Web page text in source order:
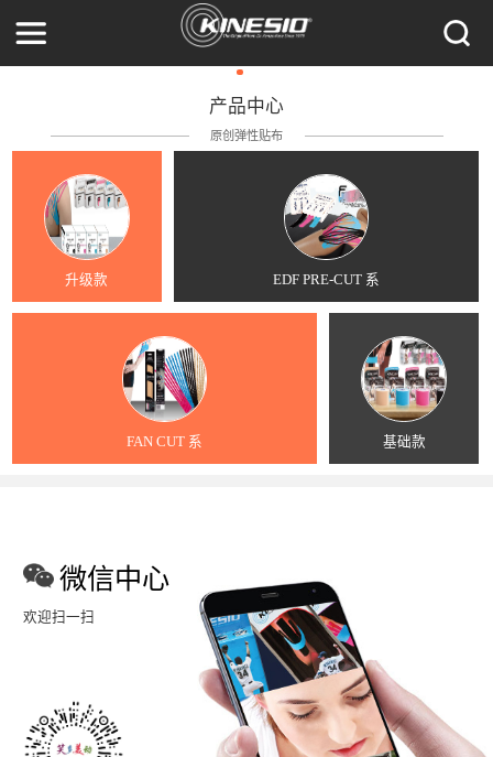
产品中心
原创弹性贴布
升级款 EDF PRE-CUT 系
FAN CUT 系 基础款
微信中心
欢迎扫一扫